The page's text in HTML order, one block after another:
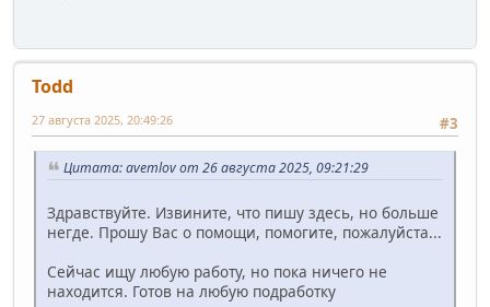
Todd
#3
27 августа 2025, 20:49:26
Цитата: avemlov от 26 августа 2025, 09:21:29
Здравствуйте. Извините, что пишу здесь, но больше
негде. Прошу Вас о помощи, помогите, пожалуйста...
Сейчас ищу любую работу, но пока ничего не
находится. Готов на любую подрабoтку